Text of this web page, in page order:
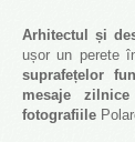
Arhitectul și
ușor un perete
suprafețelor
mesaje
fotografiile